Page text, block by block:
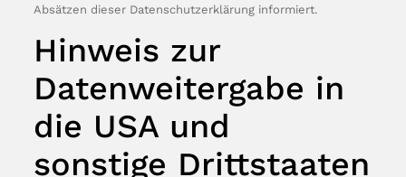
Absätzen dieser Datenschutzerklärung informiert.
Hinweis zur
Datenweitergabe in
die USA und
sonstige Drittstaaten